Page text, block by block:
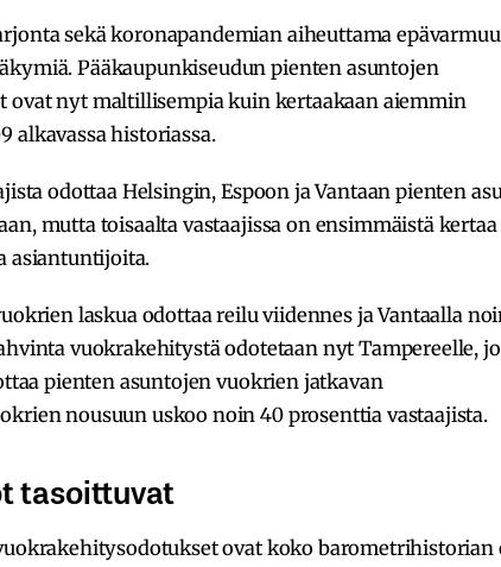
sekä koronapandemian aiheuttama
Pääkaupunkiseudun pienten asuntojen
ovat nyt maltillisempia kuin kertaakaan aiemmin
alkavassa historiassa.
odottaa Helsingin, Espoon ja Vantaan pienten
mutta toisaalta vastaajissa on ensimmäistä
asiantuntijoita.
laskua odottaa reilu viidennes ja Vantaalla
vuokrakehitystä odotetaan nyt Tampereelle,
pienten asuntojen vuokrien jatkavan
nousuun uskoo noin 40 prosenttia vastaajista.
tasoittuvat
ovat koko barometrihistorian